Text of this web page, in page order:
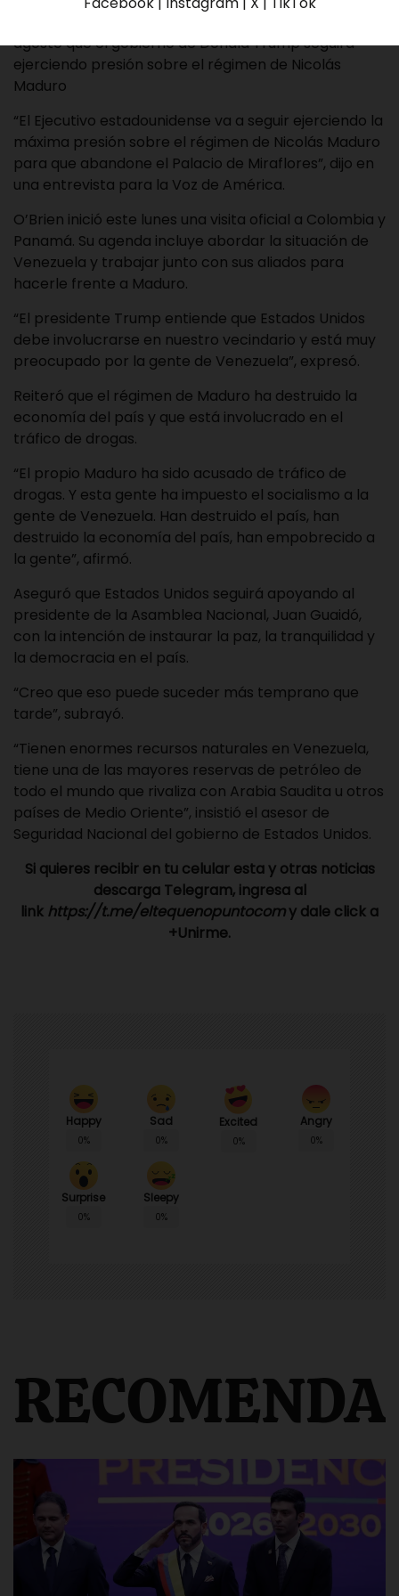
agosto que el gobierno de Donald Trump seguirá
ejerciendo presión sobre el régimen de Nicolás
Maduro
“El Ejecutivo estadounidense va a seguir ejerciendo la
máxima presión sobre el régimen de Nicolás Maduro
para que abandone el Palacio de Miraflores”, dijo en
una entrevista para la Voz de América.
O’Brien inició este lunes una visita oficial a Colombia y
Panamá. Su agenda incluye abordar la situación de
Venezuela y trabajar junto con sus aliados para
hacerle frente a Maduro.
“El presidente Trump entiende que Estados Unidos
debe involucrarse en nuestro vecindario y está muy
preocupado por la gente de Venezuela”, expresó.
Reiteró que el régimen de Maduro ha destruido la
economía del país y que está involucrado en el
tráfico de drogas.
“El propio Maduro ha sido acusado de tráfico de
drogas. Y esta gente ha impuesto el socialismo a la
gente de Venezuela. Han destruido el país, han
destruido la economía del país, han empobrecido a
la gente”, afirmó.
Aseguró que Estados Unidos seguirá apoyando al
presidente de la Asamblea Nacional, Juan Guaidó,
con la intención de instaurar la paz, la tranquilidad y
la democracia en el país.
“Creo que eso puede suceder más temprano que
tarde”, subrayó.
“Tienen enormes recursos naturales en Venezuela,
tiene una de las mayores reservas de petróleo de
todo el mundo que rivaliza con Arabia Saudita u otros
países de Medio Oriente”, insistió el asesor de
Seguridad Nacional del gobierno de Estados Unidos.
Si quieres recibir en tu celular esta y otras noticias
descarga Telegram, ingresa al
link https://t.me/eltequenopuntocomy dale click a
+Unirme.
Happy
0%
Sad
0%
Excited
0%
Angry
0%
Surprise
0%
Sleepy
0%